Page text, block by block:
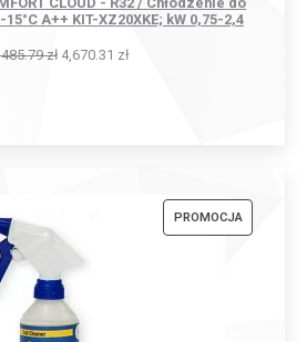
A++ KIT-XZ20XKE; kW 0,75-2,4
zł 4,670.31 zł
PROMOCJAPRODUKT